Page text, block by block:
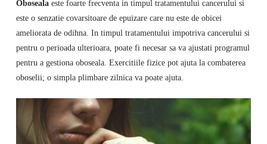
Obosealaeste foarte frecventa in timpul tratamentului cancerului si
este o senzatie covarsitoare de epuizare care nu este de obicei
ameliorata de odihna. In timpul tratamentului impotriva cancerului si
pentru o perioada ulterioara, poate fi necesar sa va ajustati programul
pentru a gestiona oboseala. Exercitiile fizice pot ajuta la combaterea
oboselii; o simpla plimbare zilnica va poate ajuta.